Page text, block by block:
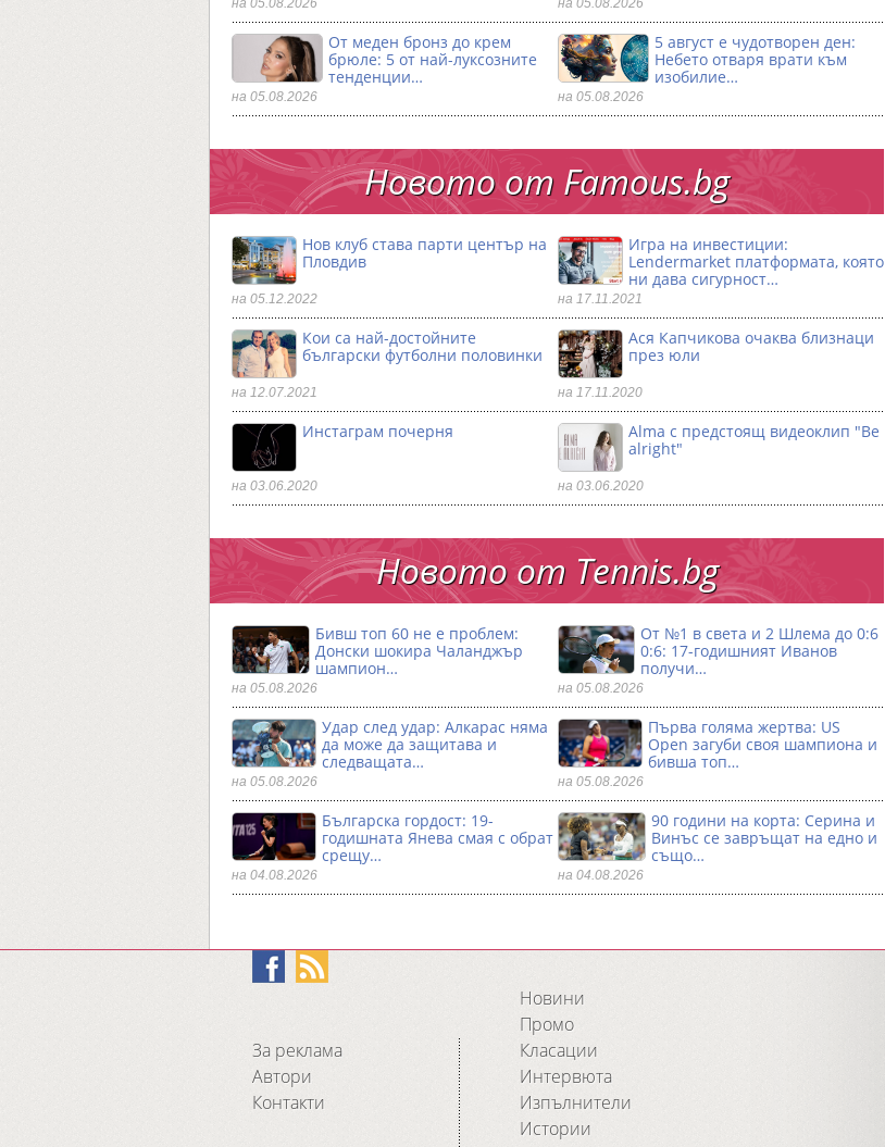
на 05.08.2026 на 05.08.2026
От меден бронз до крем
брюле: 5 от най-луксозните
тенденции…
на 05.08.2026
5 август е чудотворен ден:
Небето отваря врати към
изобилие…
на 05.08.2026
Новото от Famous.bg
Нов клуб става парти център на
Пловдив
на 05.12.2022
Игра на инвестиции:
Lendermarket платформата, която
ни дава сигурност…
на 17.11.2021
Кои са най-достойните
български футболни половинки
на 12.07.2021
Ася Капчикова очаква близнаци
през юли
на 17.11.2020
Инстаграм почерня
на 03.06.2020
Alma с предстоящ видеоклип "Be
alright"
на 03.06.2020
Новото от Тennis.bg
Бивш топ 60 не е проблем:
Донски шокира Чаланджър
шампион…
на 05.08.2026
От №1 в света и 2 Шлема до 0:6
0:6: 17-годишният Иванов
получи…
на 05.08.2026
Удар след удар: Алкарас няма
да може да защитава и
следващата…
на 05.08.2026
Първа гoляма жертва: US
Open загуби своя шампиона и
бивша топ…
на 05.08.2026
Българска гордост: 19-
годишната Янева смая с обрат
срещу…
на 04.08.2026
90 години на корта: Серина и
Винъс се зaвръщат на едно и
също…
на 04.08.2026
За реклама
Автори
Контакти
Новини
Промо
Класации
Интервюта
Изпълнители
Истории